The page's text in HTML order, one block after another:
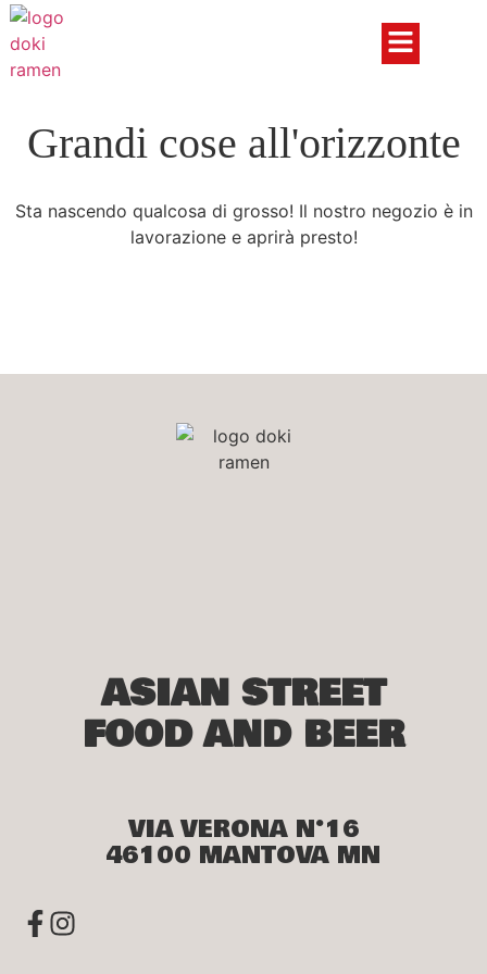
Grandi cose all'orizzonte
Sta nascendo qualcosa di grosso! Il nostro negozio è in
lavorazione e aprirà presto!
ASIAN STREET
FOOD AND BEER
VIA VERONA N°16
46100 MANTOVA MN